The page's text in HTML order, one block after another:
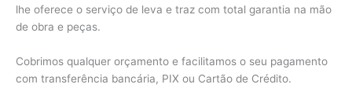
lhe oferece o serviço de leva e traz com total garantia na mão
de obra e peças.
Cobrimos qualquer orçamento e facilitamos o seu pagamento
com transferência bancária, PIX ou Cartão de Crédito.